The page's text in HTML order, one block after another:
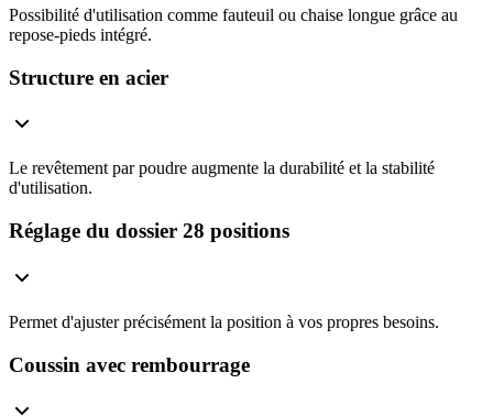
Possibilité d'utilisation comme fauteuil ou chaise longue grâce au
repose-pieds intégré.
Structure en acier
Le revêtement par poudre augmente la durabilité et la stabilité
d'utilisation.
Réglage du dossier 28 positions
Permet d'ajuster précisément la position à vos propres besoins.
Coussin avec rembourrage